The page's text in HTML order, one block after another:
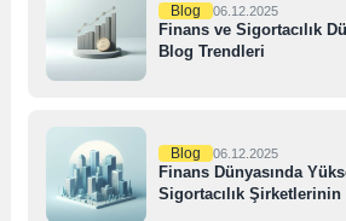
Blog 06.12.2025
Finans ve Sigortacılık
Blog Trendleri
Blog 06.12.2025
Finans Dünyasında
Sigortacılık Şirketlerinin